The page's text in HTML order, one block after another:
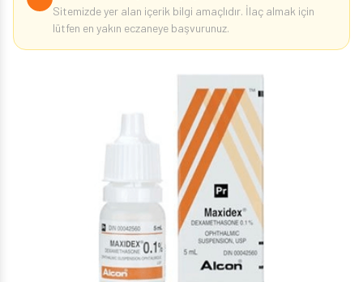
Sitemizde yer alan içerik bilgi amaçlıdır. İlaç almak için
lütfen en yakın eczaneye başvurunuz.